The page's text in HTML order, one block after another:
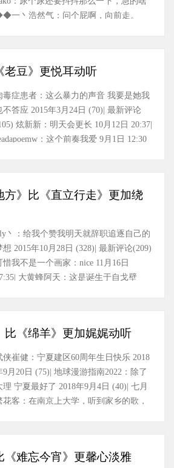
一丶浩然气：问个屁啊，向前走。
老豆》更悦耳动听
毒症患者：这么暴力的声音 我要是她我
不答应 2015年3月24日 (70)| 最新评论
炫新新：明天会更长 10月12日 20:37|
：这个前奏我爱 9月1日 12:30
方》比《直立行走》更加绕
丶：给我个赞我明天就辞职追逐自己的
想 2015年10月28日 (328)| 最新评论(209)
惜我不是一个画家：nice 11月16日
大黄蜂阿天：这是诞生于自戈壁
比《绵羊》更加娓娓动听
侠崔健：宁夏建区60周年生日快乐 2018
9月20日 (75)| 地球漫游指南2022：除了
理 宁夏最好了 2018年9月4日 (40)| 七月
花客：在南京上大学，听到家乡的歌，
《难忘今宵》更馨心淡雅